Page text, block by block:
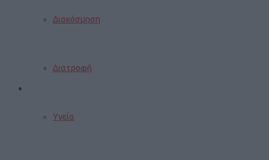
Διακόσμηση
Διατροφή
Υγεία